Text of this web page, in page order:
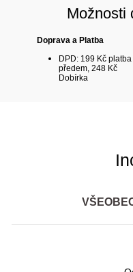
Možnosti
Doprava a Platba
DPD: 199 Kč platba
předem, 248 Kč
Dobírka